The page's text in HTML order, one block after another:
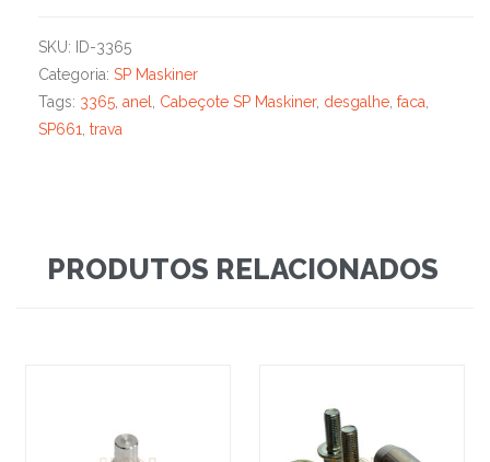
SKU:
ID-3365
Categoria: SP Maskiner
Tags: 3365, anel, Cabeçote SP Maskiner, desgalhe, faca,
SP661, trava
PRODUTOS RELACIONADOS